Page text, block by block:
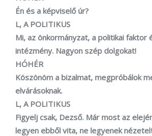
Én és a képviselő úr?
L, A POLITIKUS
Mi, az önkormányzat, a politikai faktor
intézmény. Nagyon szép dolgokat!
HÓHÉR
Köszönöm a bizalmat, megpróbálok
elvárásoknak.
L, A POLITIKUS
Figyelj csak, Dezső. Már most az
legyen ebből vita, ne legyenek